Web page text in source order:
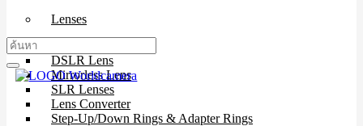
Lenses
DSLR Lens
Mirrorless Lens
SLR Lenses
Lens Converter
Step-Up/Down Rings & Adapter Rings